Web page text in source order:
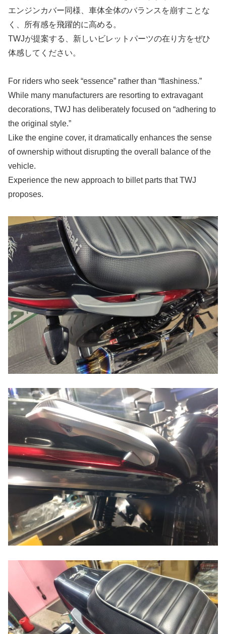
エンジンカバー同様、車体全体のバランスを崩すことな
く、所有感を飛躍的に高める。
TWJが提案する、新しいビレットパーツの在り方をぜひ
体感してください。
For riders who seek “essence” rather than “flashiness.”
While many manufacturers are resorting to extravagant
decorations, TWJ has deliberately focused on “adhering to
the original style.”
Like the engine cover, it dramatically enhances the sense
of ownership without disrupting the overall balance of the
vehicle.
Experience the new approach to billet parts that TWJ
proposes.